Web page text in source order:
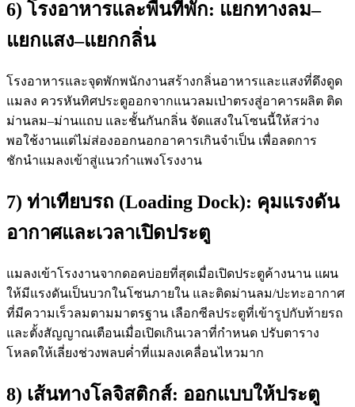
6) โรงอาหารและพื้นที่พัก: แยกทางลม–
แยกแสง–แยกกลิ่น
โรงอาหารและจุดพักพนักงานสร้างกลิ่นอาหารและแสงที่ดึงดูด
แมลง ควรหันทิศประตูออกจากแนวลมเป่าตรงสู่อาคารผลิต ติด
ม่านลม–ม่านแถบ และชั้นกันกลิ่น จัดแสงในโซนนี้ให้สว่าง
พอใช้งานแต่ไม่ส่องออกนอกอาคารเกินจำเป็น เพื่อลดการ
ชักนำแมลงเข้าสู่แนวกำแพงโรงงาน
7) ท่าเทียบรถ (Loading Dock): คุมแรงดัน
อากาศและเวลาเปิดประตู
แมลงเข้าโรงงานจากดอคบ่อยที่สุดเมื่อเปิดประตูค้างนาน แผน
ให้มีแรงดันเป็นบวกในโซนภายใน และติดม่านลม/ปะทะอากาศ
ที่มีความเร็วลมตามมาตรฐาน เลือกซีลประตูที่เข้ารูปกับท้ายรถ
และตั้งสัญญาณเตือนเมื่อเปิดเกินเวลาที่กำหนด ปรับตาราง
โหลดให้เลี่ยงช่วงพลบค่ำที่แมลงเคลื่อนไหวมาก
8) เส้นทางโลจิสติกส์: ออกแบบให้ประตู